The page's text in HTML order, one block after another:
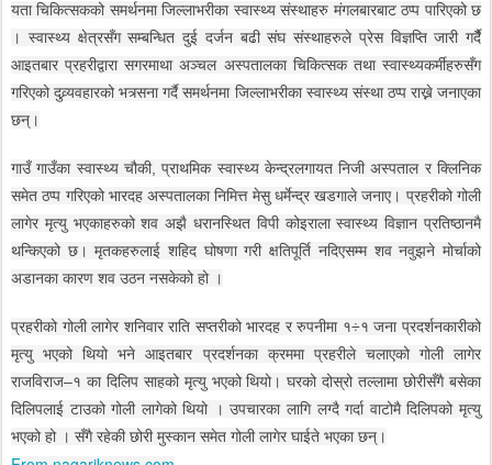
यता चिकित्सकको समर्थनमा जिल्लाभरीका स्वास्थ्य संस्थाहरु मंगलबारबाट ठप्प पारिएको छ
। स्वास्थ्य क्षेत्रसँग सम्बन्धित दुई दर्जन बढी संघ संस्थाहरुले प्रेस विज्ञप्ति जारी गर्दैै
आइतबार प्रहरीद्वारा सगरमाथा अञ्चल अस्पतालका चिकित्सक तथा स्वास्थ्यकर्मीहरुसँग
गरिएको दुव्र्यवहारको भत्र्सना गर्दै समर्थनमा जिल्लाभरीका स्वास्थ्य संस्था ठप्प राख्ने जनाएका
छन्।
गाउँ गाउँका स्वास्थ्य चौकी, प्राथमिक स्वास्थ्य केन्द्रलगायत निजी अस्पताल र क्लिनिक
समेत ठप्प गरिएको भारदह अस्पतालका निमित्त मेसु धर्मेन्द्र खडगाले जनाए। प्रहरीको गोली
लागेर मृत्यु भएकाहरुको शव अझै धरानस्थित विपी कोइराला स्वास्थ्य विज्ञान प्रतिष्ठानमै
थन्किएको छ। मृतकहरुलाई शहिद घोषणा गरी क्षतिपूर्ति नदिएसम्म शव नवुझने मोर्चाको
अडानका कारण शव उठन नसकेको हो ।
प्रहरीको गोली लागेर शनिवार राति सप्तरीको भारदह र रुपनीमा १÷१ जना प्रदर्शनकारीको
मृत्यु भएको थियो भने आइतबार प्रदर्शनका क्रममा प्रहरीले चलाएको गोली लागेर
राजविराज–१ का दिलिप साहको मृत्यु भएको थियो। घरको दोस्रो तल्लामा छोरीसँगै बसेका
दिलिपलाई टाउको गोली लागेको थियो । उपचारका लागि लग्दै गर्दा वाटोमै दिलिपको मृत्यु
भएको हो । सँगै रहेकी छोरी मुस्कान समेत गोली लागेर घाईते भएका छन्।